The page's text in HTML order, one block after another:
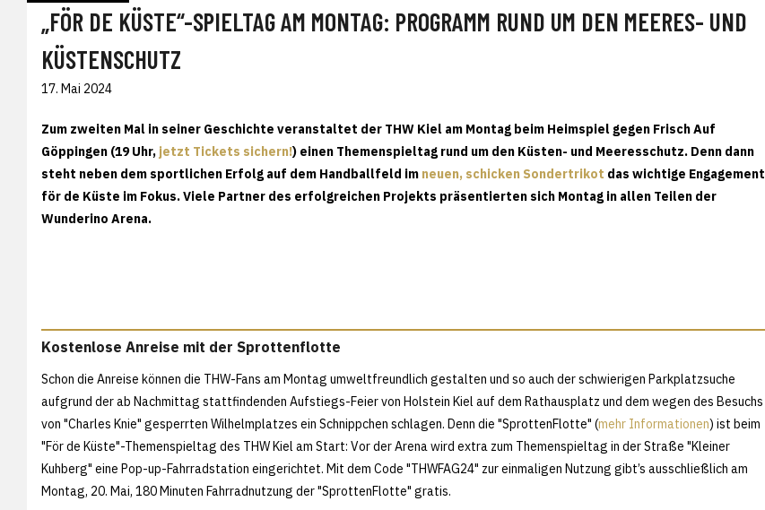
„FÖR DE KÜSTE“-SPIELTAG AM MONTAG: PROGRAMM RUND UM DEN MEERES- UND
KÜSTENSCHUTZ
17. Mai 2024
Zum zweiten Mal in seiner Geschichte veranstaltet der THW Kiel am Montag beim Heimspiel gegen Frisch Auf
Göppingen (19 Uhr, jetzt Tickets sichern!) einen Themenspieltag rund um den Küsten- und Meeresschutz. Denn dann
steht neben dem sportlichen Erfolg auf dem Handballfeld im neuen, schicken Sondertrikot das wichtige Engagement
för de Küste im Fokus. Viele Partner des erfolgreichen Projekts präsentierten sich Montag in allen Teilen der
Wunderino Arena.
Kostenlose Anreise mit der Sprottenflotte
Schon die Anreise können die THW-Fans am Montag umweltfreundlich gestalten und so auch der schwierigen Parkplatzsuche
aufgrund der ab Nachmittag stattfindenden Aufstiegs-Feier von Holstein Kiel auf dem Rathausplatz und dem wegen des Besuchs
von "Charles Knie" gesperrten Wilhelmplatzes ein Schnippchen schlagen. Denn die "SprottenFlotte" (mehr Informationen) ist beim
"För de Küste"-Themenspieltag des THW Kiel am Start: Vor der Arena wird extra zum Themenspieltag in der Straße "Kleiner
Kuhberg" eine Pop-up-Fahrradstation eingerichtet. Mit dem Code "THWFAG24" zur einmaligen Nutzung gibt’s ausschließlich am
Montag, 20. Mai, 180 Minuten Fahrradnutzung der "SprottenFlotte" gratis.